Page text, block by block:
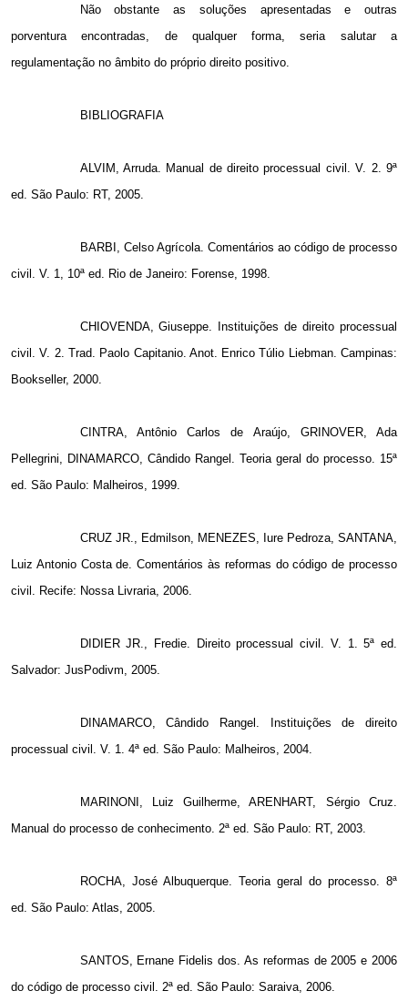
Não obstante as soluções apresentadas e outras
porventura encontradas, de qualquer forma, seria salutar a
regulamentação no âmbito do próprio direito positivo.
BIBLIOGRAFIA
ALVIM, Arruda. Manual de direito processual civil. V. 2. 9ª
ed. São Paulo: RT, 2005.
BARBI, Celso Agrícola. Comentários ao código de processo
civil. V. 1, 10ª ed. Rio de Janeiro: Forense, 1998.
CHIOVENDA, Giuseppe. Instituições de direito processual
civil. V. 2. Trad. Paolo Capitanio. Anot. Enrico Túlio Liebman. Campinas:
Bookseller, 2000.
CINTRA, Antônio Carlos de Araújo, GRINOVER, Ada
Pellegrini, DINAMARCO, Cândido Rangel. Teoria geral do processo. 15ª
ed. São Paulo: Malheiros, 1999.
CRUZ JR., Edmilson, MENEZES, Iure Pedroza, SANTANA,
Luiz Antonio Costa de. Comentários às reformas do código de processo
civil. Recife: Nossa Livraria, 2006.
DIDIER JR., Fredie. Direito processual civil. V. 1. 5ª ed.
Salvador: JusPodivm, 2005.
DINAMARCO, Cândido Rangel. Instituições de direito
processual civil. V. 1. 4ª ed. São Paulo: Malheiros, 2004.
MARINONI, Luiz Guilherme, ARENHART, Sérgio Cruz.
Manual do processo de conhecimento. 2ª ed. São Paulo: RT, 2003.
ROCHA, José Albuquerque. Teoria geral do processo. 8ª
ed. São Paulo: Atlas, 2005.
SANTOS, Ernane Fidelis dos. As reformas de 2005 e 2006
do código de processo civil. 2ª ed. São Paulo: Saraiva, 2006.